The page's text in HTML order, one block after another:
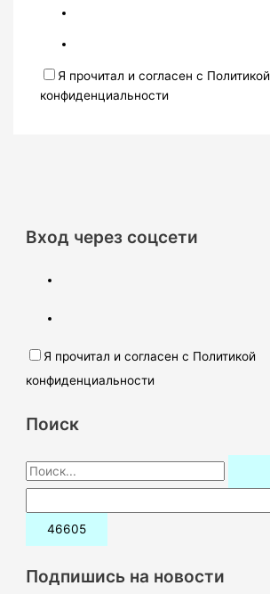
Я прочитал и согласен с Политикой
конфиденциальности
Вход через соцсети
Я прочитал и согласен с Политикой
конфиденциальности
Поиск
П
о
и
:Подпишись на новости